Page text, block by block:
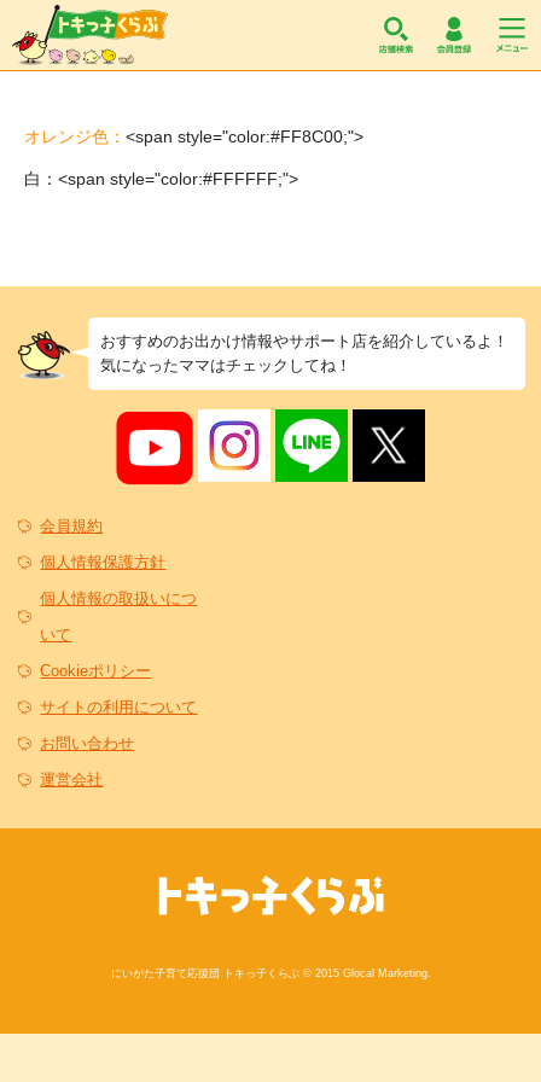
オレンジ色： <span style="color:#FF8C00;">
白：<span style="color:#FFFFFF;">
おすすめのお出かけ情報やサポート店を紹介しているよ！
気になったママはチェックしてね！
会員規約
個人情報保護方針
個人情報の取扱いにつ
いて
Cookieポリシー
サイトの利用について
お問い合わせ
運営会社
にいがた子育て応援団 トキっ子くらぶ © 2015 Glocal Marketing.